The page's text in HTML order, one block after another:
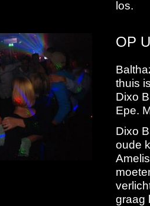
los.
OP
thuis
Dixo
Epe.
Dixo
oude
graag